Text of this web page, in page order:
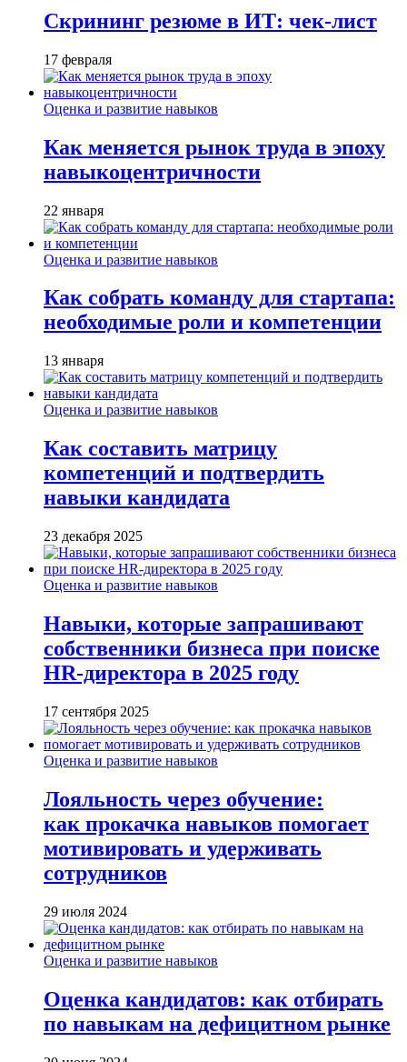
Скрининг резюме в ИТ: чек-лист
17 февраля
Оценка и развитие навыков
Как меняется рынок труда в эпоху
навыкоцентричности
22 января
Оценка и развитие навыков
Как собрать команду для стартапа:
необходимые роли и компетенции
13 января
Оценка и развитие навыков
Как составить матрицу
компетенций и подтвердить
навыки кандидата
23 декабря 2025
Оценка и развитие навыков
Навыки, которые запрашивают
собственники бизнеса при поиске
HR-директора в 2025 году
17 сентября 2025
Оценка и развитие навыков
Лояльность через обучение:
как прокачка навыков помогает
мотивировать и удерживать
сотрудников
29 июля 2024
Оценка и развитие навыков
Оценка кандидатов: как отбирать
по навыкам на дефицитном рынке